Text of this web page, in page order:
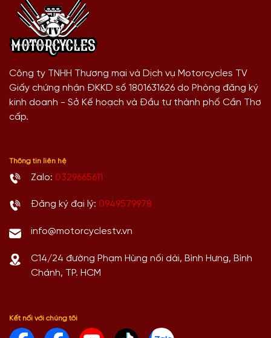
Công ty TNHH Thương mại và Dịch vụ Motorcycles TV
Giấy chứng nhận ĐKKD số 1801631626 do Phòng đăng ký
kinh doanh - Sở Kế hoạch và Đầu tư thành phố Cần Thơ
cấp.
Thông tin liên hệ
Zalo: 0329665611
Đăng ký đại lý: 0949579978
info@motorcyclestv.vn
C14/24 đường Phạm Hùng nối dài, Bình Hưng, Bình
Chánh, TP. HCM
Kết nối với chúng tôi